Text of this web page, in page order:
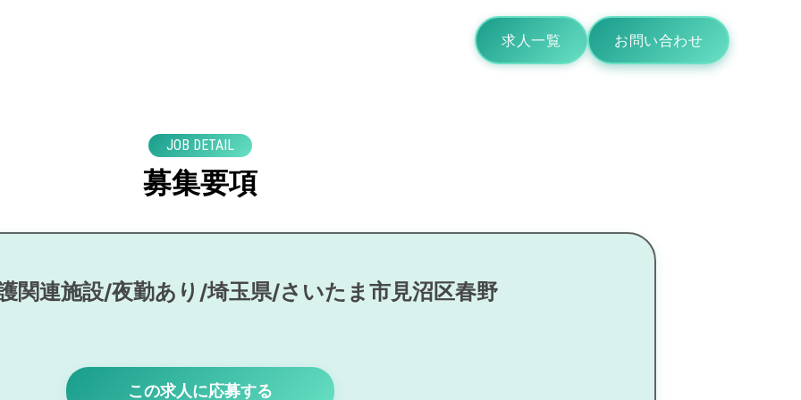
求人一覧 お問い合わせ
JOB DETAIL
募集要項
関連施設/夜勤あり/埼玉県/さいたま市見沼区春野
この求人に応募する